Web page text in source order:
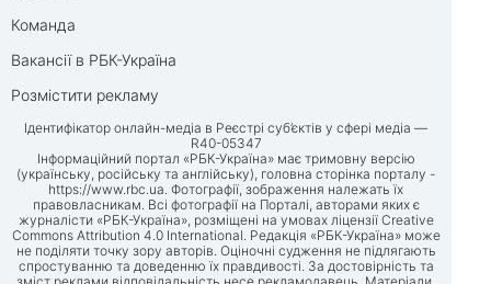
Команда
Вакансії в РБК-Україна
Розмістити рекламу
Ідентифікатор онлайн-медіа в Реєстрі суб’єктів у сфері медіа —
R40-05347
Інформаційний портал «РБК-Україна» має тримовну версію
(українську, російську та англійську), головна сторінка порталу -
https://www.rbc.ua. Фотографії, зображення належать їх
правовласникам. Всі фотографії на Порталі, авторами яких є
журналісти «РБК-Україна», розміщені на умовах ліцензії Creative
Commons Attribution 4.0 International. Редакція «РБК-Україна» може
не поділяти точку зору авторів. Оціночні судження не підлягають
спростуванню та доведенню їх правдивості. За достовірність та